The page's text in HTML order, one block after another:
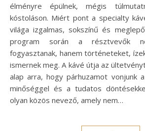
élményre épülnek, mégis
kóstoláson. Miért pont a specialty
világa izgalmas, sokszínű és
program során a résztvevők
fogyasztanak, hanem történeteket,
ismernek meg. A kávé útja az
alap arra, hogy párhuzamot vonjunk
minőséggel és a tudatos
olyan közös nevező, amely nem…